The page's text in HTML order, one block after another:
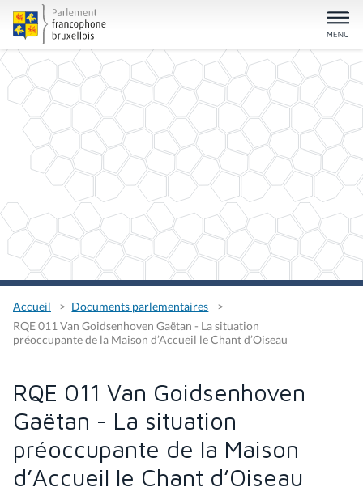
Accueil
Documents parlementaires
RQE 011 Van Goidsenhoven Gaëtan - La situation
préoccupante de la Maison d’Accueil le Chant d’Oiseau
RQE 011 Van Goidsenhoven
Gaëtan - La situation
préoccupante de la Maison
d’Accueil le Chant d’Oiseau